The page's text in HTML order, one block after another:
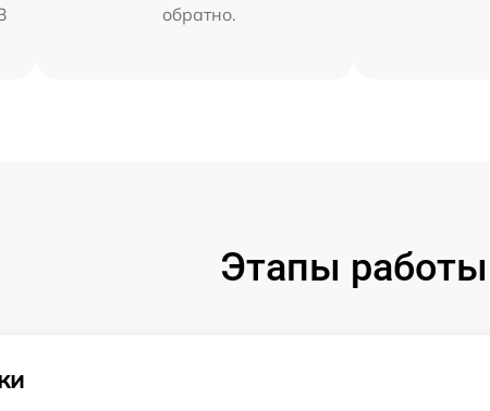
обратно.
Этапы работы